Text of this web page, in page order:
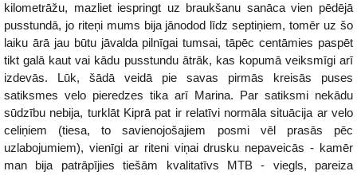
kilometrāžu, mazliet iespringt uz braukšanu sanāca vien pēdējā
pusstundā, jo riteņi mums bija jānodod līdz septiņiem, tomēr uz šo
laiku ārā jau būtu jāvalda pilnīgai tumsai, tāpēc centāmies paspēt
tikt galā kaut vai kādu pusstundu ātrāk, kas kopumā veiksmīgi arī
izdevās. Lūk, šādā veidā pie savas pirmās kreisās puses
satiksmes velo pieredzes tika arī Marina. Par satiksmi nekādu
sūdzību nebija, turklāt Kiprā pat ir relatīvi normāla situācija ar velo
celiņiem (tiesa, to savienojošajiem posmi vēl prasās pēc
uzlabojumiem), vienīgi ar riteni viņai drusku nepaveicās - kamēr
man bija patrāpījies tiešām kvalitatīvs MTB - viegls, pareiza